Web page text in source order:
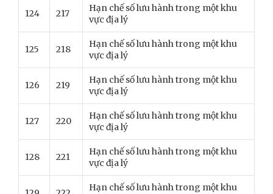
124 217
Hạn chế số lưu hành trong một khu
vực địa lý
125 218
Hạn chế số lưu hành trong một khu
vực địa lý
126 219
Hạn chế số lưu hành trong một khu
vực địa lý
127 220
Hạn chế số lưu hành trong một khu
vực địa lý
128 221
Hạn chế số lưu hành trong một khu
vực địa lý
Hạn chế số lưu hành trong một khu